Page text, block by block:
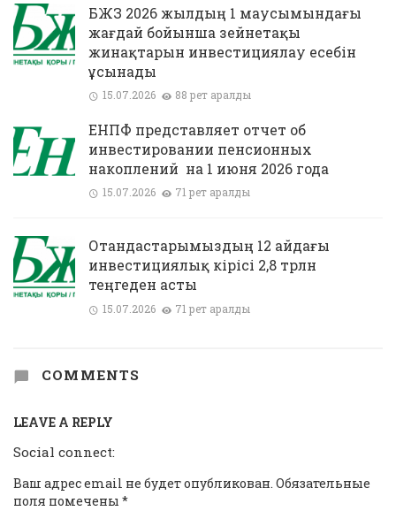
БЖЗҚ 2026 жылдың 1 маусымындағы
жағдай бойынша зейнетақы
жинақтарын инвестициялау есебін
ұсынады
15.07.2026 88 рет қаралды
ЕНПФ представляет отчет об
инвестировании пенсионных
накоплений на 1 июня 2026 года
15.07.2026 71 рет қаралды
Отандастарымыздың 12 айдағы
инвестициялық кірісі 2,8 трлн
теңгеден асты
15.07.2026 71 рет қаралды
COMMENTS
LEAVE A REPLY
Social connect:
Ваш адрес email не будет опубликован. Обязательные
поля помечены *